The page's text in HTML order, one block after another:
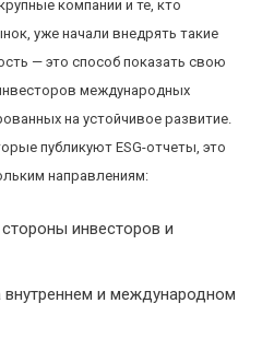
компании и те, кто
уже начали внедрять такие
— это способ показать свою
международных
на устойчивое развитие.
публикуют ESG-отчеты, это
направлениям:
инвесторов и
внутреннем и международном